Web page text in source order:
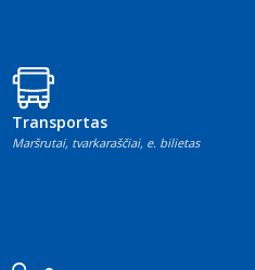
Transportas
Maršrutai, tvarkaraščiai, e. bilietas